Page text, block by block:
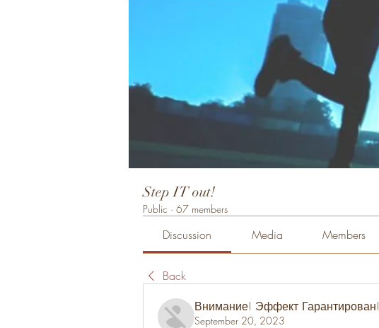
Step IT out!
Public · 67 members
Discussion Media Members
Back
Внимание! Эффект Гарантирован!
September 20, 2023